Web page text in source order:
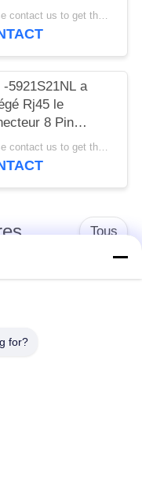
Magnetics Right
du module 2
Please contact us to get the latest price. MOQ:1 morceau
-5921S21NL a
Rj45 le
8 Pin
Jack que 2x1
la pile
Please contact us to get the latest price. MOQ:1 morceau
Tous
protégé
for?